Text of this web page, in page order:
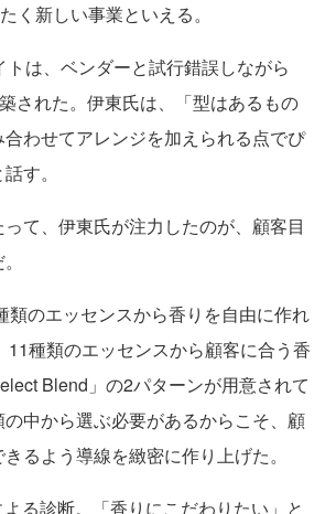
く新しい事業といえる。
は、ベンダーと試行錯誤しながら
された。伊東氏は、「型はあるもの
わせてアレンジを加えられる点でぴ
す。
て、伊東氏が注力したのが、顧客目
のエッセンスから香りを自由に作れ
11種類のエッセンスから顧客に合う香
Blend」の2パターンが用意されて
中から選ぶ必要があるからこそ、顧
るよう導線を緻密に作り上げた。
る診断。「香りにこだわりたい」と